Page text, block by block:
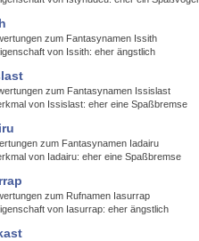
zum Fantasynamen Issith
von Issith: eher ängstlich
zum Fantasynamen Issislast
von Issislast: eher eine Spaßbremse
zum Fantasynamen Iadairu
von Iadairu: eher eine Spaßbremse
zum Rufnamen Iasurrap
von Iasurrap: eher ängstlich